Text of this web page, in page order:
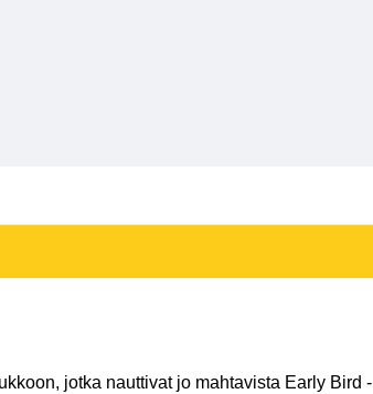
jotka nauttivat jo mahtavista Early Bird -